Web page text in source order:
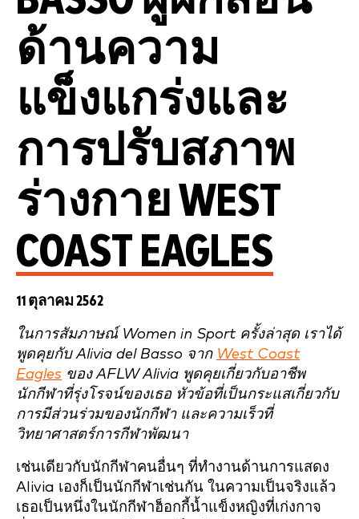
ด้านความ
แข็งแกร่งและ
การปรับสภาพ
ร่างกาย WEST
COAST EAGLES
11 ตุลาคม 2562
ในการสัมภาษณ์ Women in Sport ครั้งล่าสุด เราได้
พูดคุยกับ Alivia del Basso จาก West Coast
Eagles ของ AFLW Alivia พูดคุยเกี่ยวกับอาชีพ
นักกีฬาที่รุ่งโรจน์ของเธอ หัวข้อที่เป็นกระแสเกี่ยวกับ
การมีส่วนร่วมของนักกีฬา และความเร็วที่
วิทยาศาสตร์การกีฬาพัฒนา
เช่นเดียวกับนักกีฬาคนอื่นๆ ที่ทำงานด้านการแสดง
Alivia เองก็เป็นนักกีฬาเช่นกัน ในความเป็นจริงแล้ว
เธอเป็นหนึ่งในนักกีฬาฮ็อกกี้น้ำแข็งหญิงที่เก่งกาจ